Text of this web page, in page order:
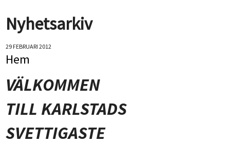
Nyhetsarkiv
29 FEBRUARI 2012
Hem
VÄLKOMMEN
TILL KARLSTADS
SVETTIGASTE